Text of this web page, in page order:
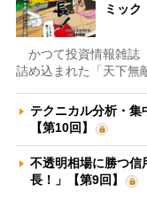
ミック
かつて投資情報雑誌
詰め込まれた「天下無
テクニカル分析・
【第10回】
不透明相場に勝つ
長！」【第9回】